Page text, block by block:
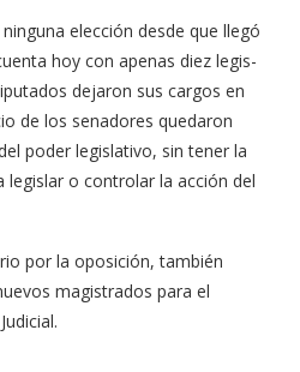
elección desde que llegó
hoy con apenas diez legis­
dejaron sus car­gos en
de los senadores quedaron
poder legis­lativo, sin tener la
le­gislar o controlar la acción del
por la oposición, tam­bién
magistrados para el